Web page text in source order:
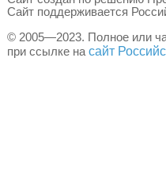
Сайт поддерживается
© 2005—2023. Полное или
при ссылке на сайт